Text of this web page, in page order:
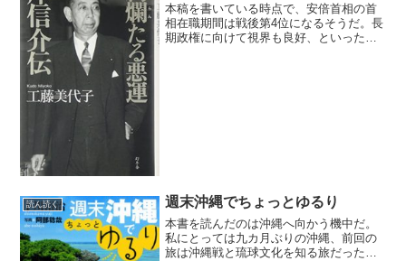
本稿を書いている時点で、安倍首相の首
相在職期間は戦後第4位になるそうだ。長
期政権に向けて視界も良好、といったと
読ん読く 週末沖縄でちょっとゆるり
本書を読んだのは沖縄へ向かう機中だ。
私にとっては九カ月ぶりの沖縄、前回の
旅は沖縄戦と琉球文化を知る旅だった。